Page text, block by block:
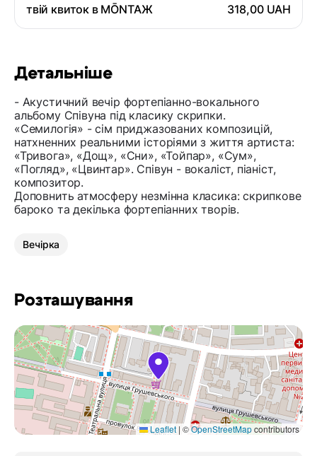
твій квиток в MŌNTAЖ 318,00 UAH
Детальніше
- Акустичний вечір фортепіанно-вокального
альбому Співуна під класику скрипки.
«Семилогія» - сім приджазованих композицій,
натхненних реальними історіями з життя артиста:
«Тривога», «Дощ», «Сни», «Тойпар», «Сум»,
«Погляд», «Цвинтар». Співун - вокаліст, піаніст,
композитор.
Доповнить атмосферу незмінна класика: скрипкове
бароко та декілька фортепіанних творів.
Вечірка
Розташування
Leaflet | ©OpenStreetMapcontributors